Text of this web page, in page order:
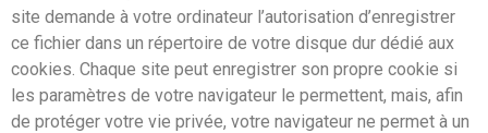
site demande à votre ordinateur l’autorisation d’enregistrer
ce fichier dans un répertoire de votre disque dur dédié aux
cookies. Chaque site peut enregistrer son propre cookie si
les paramètres de votre navigateur le permettent, mais, afin
de protéger votre vie privée, votre navigateur ne permet à un